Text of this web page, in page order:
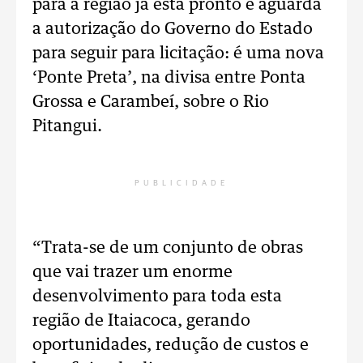
para a região já está pronto e aguarda
a autorização do Governo do Estado
para seguir para licitação: é uma nova
‘Ponte Preta’, na divisa entre Ponta
Grossa e Carambeí, sobre o Rio
Pitangui.
PUBLICIDADE
“Trata-se de um conjunto de obras
que vai trazer um enorme
desenvolvimento para toda esta
região de Itaiacoca, gerando
oportunidades, redução de custos e